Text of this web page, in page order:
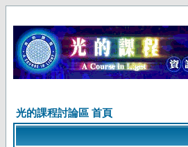
光的課程討論區 首頁